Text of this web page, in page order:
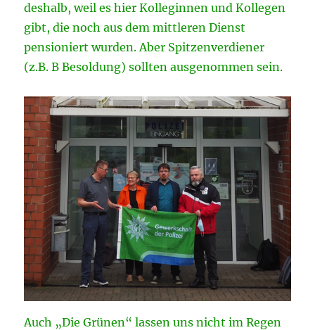
deshalb, weil es hier Kolleginnen und Kollegen
gibt, die noch aus dem mittleren Dienst
pensioniert wurden. Aber Spitzenverdiener
(z.B. B Besoldung) sollten ausgenommen sein.
Auch „Die Grünen“ lassen uns nicht im Regen